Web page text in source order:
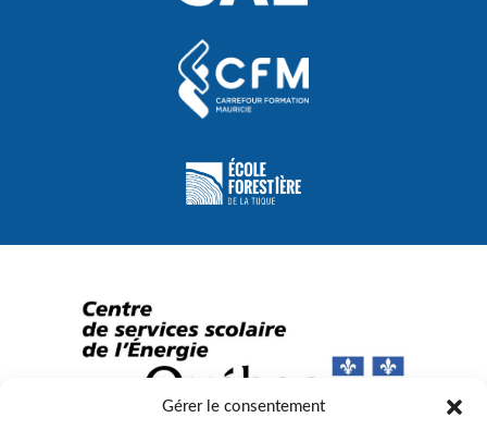
Gérer le consentement